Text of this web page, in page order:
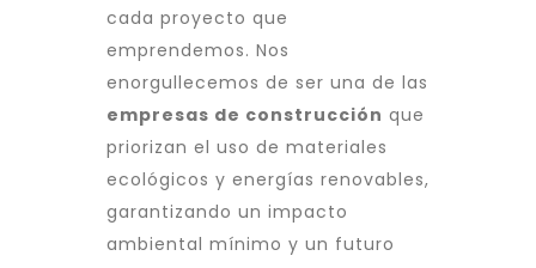
cada proyecto que
emprendemos. Nos
enorgullecemos de ser una de las
empresas de construcción que
priorizan el uso de materiales
ecológicos y energías renovables,
garantizando un impacto
ambiental mínimo y un futuro